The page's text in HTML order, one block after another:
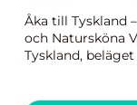
Åka till Tyskland
och Natursköna
Tyskland, beläget